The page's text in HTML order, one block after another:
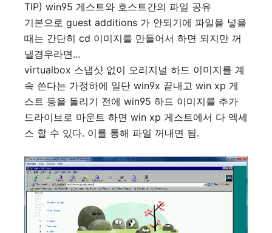
TIP) win95 게스트와 호스트간의 파일 공유
기본으로 guest additions 가 안되기에 파일을 넣을
때는 간단히 cd 이미지를 만들어서 하면 되지만 꺼
낼경우라면...
virtualbox 스냅샷 없이 오리지널 하드 이미지를 계
속 쓴다는 가정하에 일단 win9x 끝내고 win xp 게
스트 등을 돌리기 전에 win95 하드 이미지를 추가
드라이브로 마운트 하면 win xp 게스트에서 다 엑세
스 할 수 있다. 이를 통해 파일 꺼내면 됨.